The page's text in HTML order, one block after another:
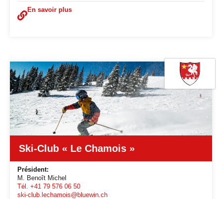
En savoir plus
Ski-Club « Le Chamois »
Président:
M. Benoît Michel
Tél. +41 79 576 06 50
ski-club.lechamois@bluewin.ch